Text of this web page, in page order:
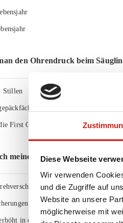
Diese Webseite
Wir verwenden
und die Zugriffe auf
Website an unsere
möglicherweise mit
den Ohrendruck beim
Stillen
ablegen
First Class
meine Steckdosen vor Kindern
in die Steckdose einbauen
installieren
in der Wand installieren, ca. 60cm